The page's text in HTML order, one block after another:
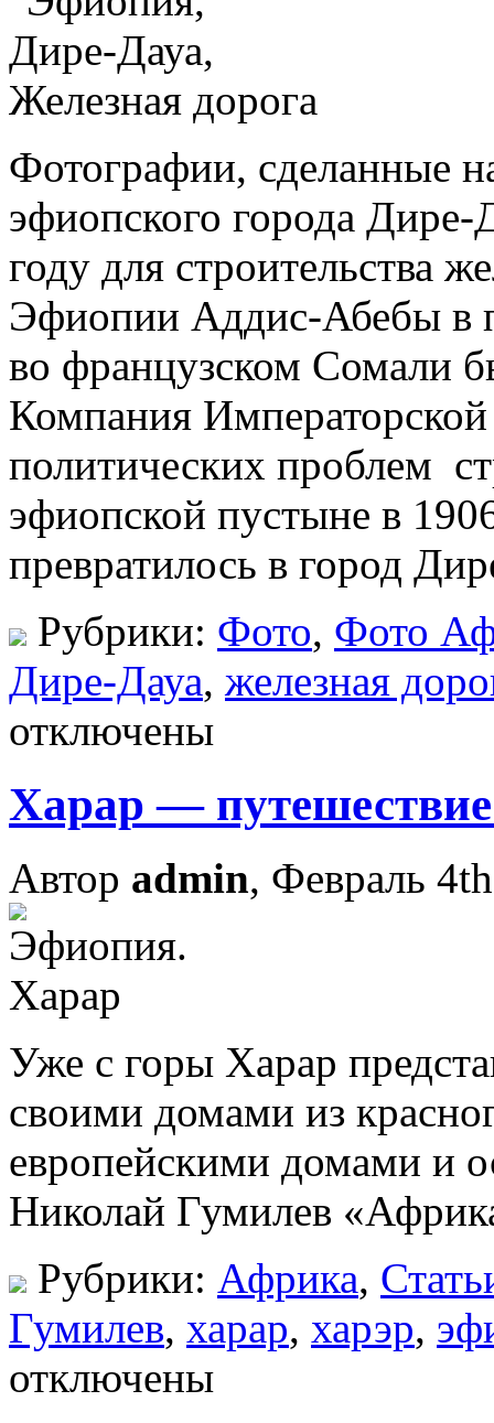
Фотографии, сделанные
эфиопского города Дире-
году для строительства
Эфиопии Аддис-Абебы в
во французском Сомали
Компания
политических проблем
эфиопской пустыне в
превратилось в город
Рубрики: Фото, Фото
Дире-Дауа, железная
отключены
Харар —
Автор admin, Февраль
Уже с горы Харар
своими домами из
европейскими домами и
Николай Гумилев
Рубрики: Африка,
Гумилев, харар, харэр,
отключены